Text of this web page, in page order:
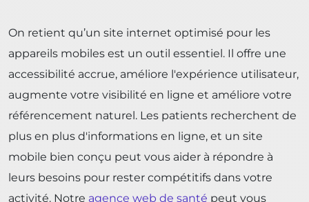
On retient qu’un site internet optimisé pour les
appareils mobiles est un outil essentiel. Il offre une
accessibilité accrue, améliore l'expérience utilisateur,
augmente votre visibilité en ligne et améliore votre
référencement naturel. Les patients recherchent de
plus en plus d'informations en ligne, et un site
mobile bien conçu peut vous aider à répondre à
leurs besoins pour rester compétitifs dans votre
activité. Notre agence web de santé peut vous